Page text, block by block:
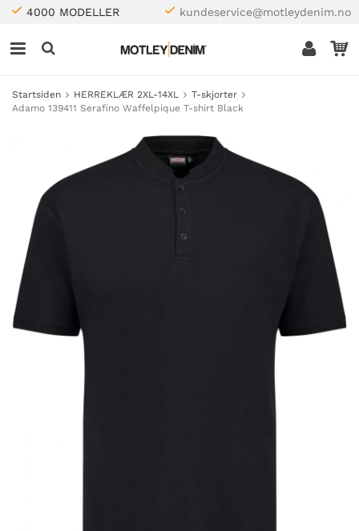
4000 MODELLER kundeservice@motleydenim.no
Startsiden HERREKLÆR 2XL-14XL
T-skjorter
Adamo 139411 Serafino Waffelpique T-shirt Black